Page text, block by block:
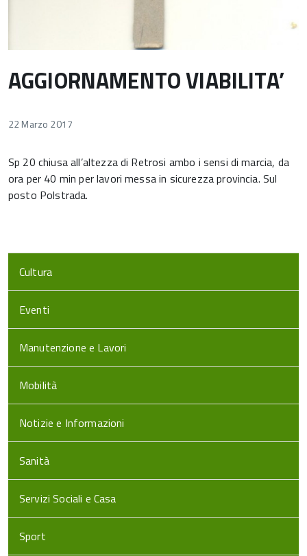
AGGIORNAMENTO VIABILITA’
22 Marzo 2017
Sp 20 chiusa all’altezza di Retrosi ambo i sensi di marcia, da
ora per 40 min per lavori messa in sicurezza provincia. Sul
posto Polstrada.
Cultura
Eventi
Manutenzione e Lavori
Mobilità
Notizie e Informazioni
Sanità
Servizi Sociali e Casa
Sport